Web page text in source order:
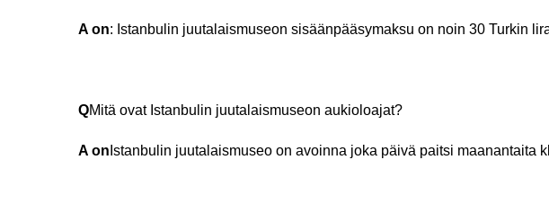
A on: Istanbulin juutalaismuseon sisäänpääsymaksu on noin 30 Turkin
QMitä ovat Istanbulin juutalaismuseon aukioloajat?
A on Istanbulin juutalaismuseo on avoinna joka päivä paitsi maanantaita